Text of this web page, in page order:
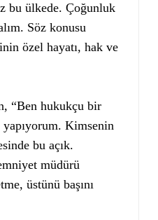
bu ülkede. Çoğunluk
Söz konusu
özel hayatı, hak ve
“Ben hukukçu bir
Kimsenin
bu açık.
müdürü
üstünü başını